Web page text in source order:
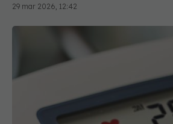
29 mar 2026, 12:42